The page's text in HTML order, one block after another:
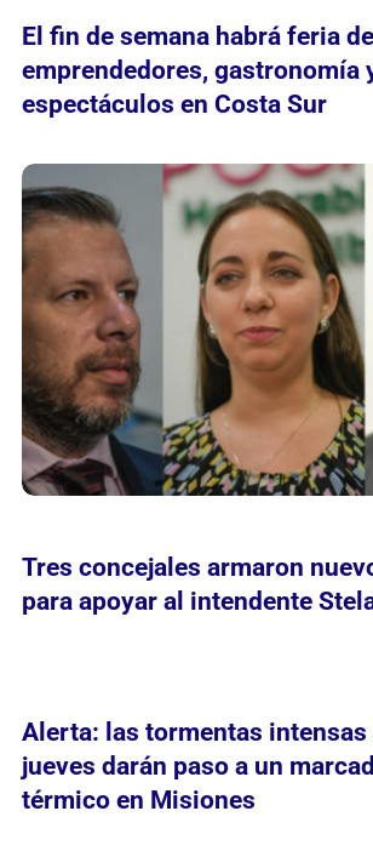
El fin de semana habrá feria de
emprendedores, gastronomía
espectáculos en Costa Sur
Tres concejales armaron
para apoyar al intendente
Alerta: las tormentas intensas
jueves darán paso a un
térmico en Misiones